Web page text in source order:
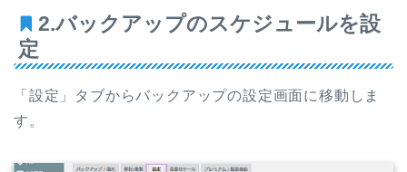
2.バックアップのスケジュールを設
定
「設定」タブからバックアップの設定画面に移動しま
す。